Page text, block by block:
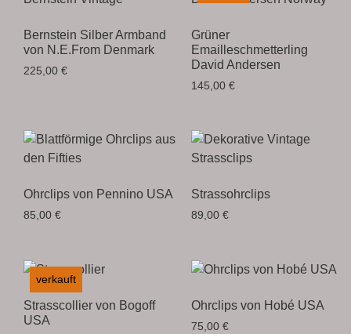
Bernstein Silber Armband
von N.E.From Denmark
225,00 €
Grüner
Emailleschmetterling
David Andersen
145,00 €
Ohrclips von Pennino USA
85,00 €
Strassohrclips
89,00 €
verkauft
Strasscollier von Bogoff
USA
Ohrclips von Hobé USA
75,00 €